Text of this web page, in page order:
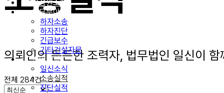
구성원소개
업무분야
하자소송
하자진단
긴급보수
기타건설자문
법인소식
일신소식
소송실적
진단실적
의뢰인의 든든한 조력자, 법무법인 일신이 함
전체 284건